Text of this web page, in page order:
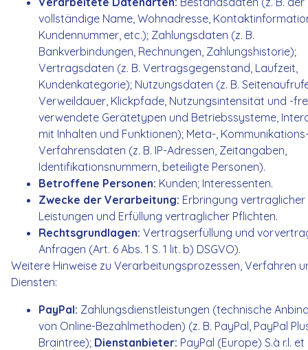
vollständige Name, Wohnadresse,
Kundennummer, etc.); Zahlungsdaten (z. B.
Bankverbindungen, Rechnungen, Zahlungshistorie);
Vertragsdaten (z. B. Vertragsgegenstand, Laufzeit,
Kundenkategorie); Nutzungsdaten (z. B.
Verweildauer, Klickpfade, Nutzungsintensität und -
verwendete Gerätetypen und Betriebssysteme,
mit Inhalten und Funktionen); Meta-,
Verfahrensdaten (z. B. IP-Adressen, Zeitangaben,
Identifikationsnummern, beteiligte Personen).
Betroffene Personen: Kunden; Interessenten.
Zwecke der Verarbeitung: Erbringung vertraglicher
Leistungen und Erfüllung vertraglicher Pflichten.
Rechtsgrundlagen: Vertragserfüllung und
Anfragen (Art. 6 Abs. 1 S. 1 lit. b) DSGVO).
Weitere Hinweise zu Verarbeitungsprozessen, Verfahren
Diensten:
PayPal: Zahlungsdienstleistungen (technische
von Online-Bezahlmethoden) (z. B. PayPal, PayPal
Braintree); Dienstanbieter: PayPal (Europe) S.à r.l. et